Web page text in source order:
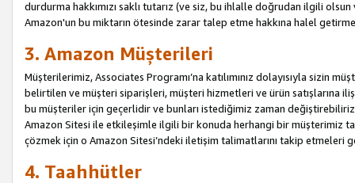
durdurma hakkımızı saklı tutarız (ve siz, bu ihlalle doğrudan ilgili
Amazon'un bu miktarın ötesinde zarar talep etme hakkına halel
3. Amazon Müşterileri
Müşterilerimiz, Associates Programı’na katılımınız dolayısıyla sizin
belirtilen ve müşteri siparişleri, müşteri hizmetleri ve ürün satışlarına
bu müşteriler için geçerlidir ve bunları istediğimiz zaman
Amazon Sitesi ile etkileşimle ilgili bir konuda herhangi bir müşterimiz
çözmek için o Amazon Sitesi’ndeki iletişim talimatlarını takip etmeleri
4. Taahhütler